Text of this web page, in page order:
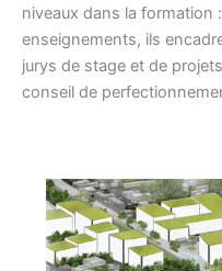
niveaux dans la formation
enseignements, ils
jurys de stage et de
conseil de